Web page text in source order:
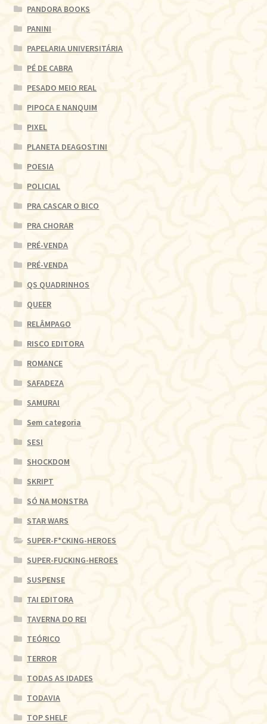
PANDORA BOOKS
PANINI
PAPELARIA UNIVERSITÁRIA
PÉ DE CABRA
PESADO MEIO REAL
PIPOCA E NANQUIM
PIXEL
PLANETA DEAGOSTINI
POESIA
POLICIAL
PRA CASCAR O BICO
PRA CHORAR
PRÉ-VENDA
PRÉ-VENDA
QS QUADRINHOS
QUEER
RELÂMPAGO
RISCO EDITORA
ROMANCE
SAFADEZA
SAMURAI
Sem categoria
SESI
SHOCKDOM
SKRIPT
SÓ NA MONSTRA
STAR WARS
SUPER-F*CKING-HEROES
SUPER-FUCKING-HEROES
SUSPENSE
TAI EDITORA
TAVERNA DO REI
TEÓRICO
TERROR
TODAS AS IDADES
TODAVIA
TOP SHELF